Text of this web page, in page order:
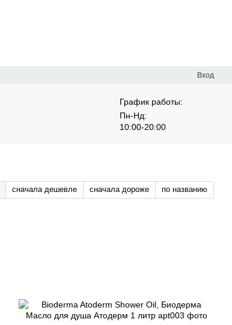
Вход
График работы:
Пн-Нд:
10:00-20:00
сначала дешевле сначала дороже по названию